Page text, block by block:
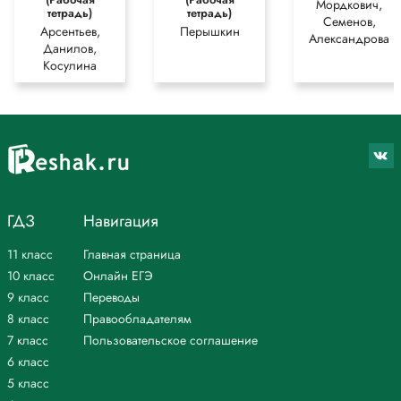
тетрадь)
Арсентьев,
Данилов,
Косулина
тетрадь)
Перышкин
Мордкович,
Семенов,
Александрова
ГДЗ
11 класс
10 класс
9 класс
8 класс
7 класс
6 класс
5 класс
Навигация
Главная страница
Онлайн ЕГЭ
Переводы
Правообладателям
Пользовательское соглашение